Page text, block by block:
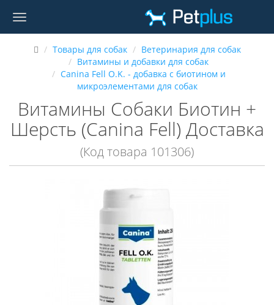
Товары для собак
Ветеринария для собак
Витамины и добавки для собак
Canina Fell O.K. - добавка с биотином и
микроэлементами для собак
Витамины Собаки Биотин +
Шерсть (Canina Fell) Доставка
(Код товара 101306)